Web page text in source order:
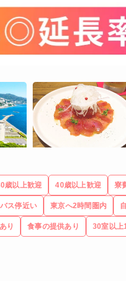
歳以上歓迎 40歳以上歓迎 寮
バス停近い 東京へ2時間圏内
り 食事の提供あり 30室以上